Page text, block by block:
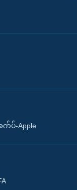
ပ်-Apple